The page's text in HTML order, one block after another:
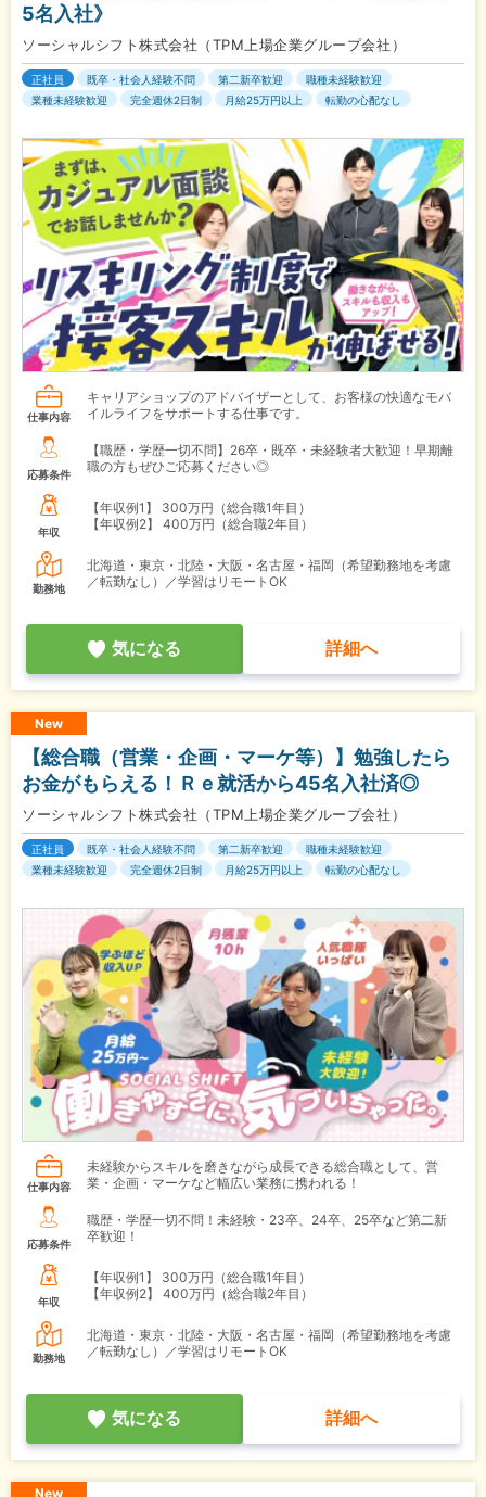
5名入社》
ソーシャルシフト株式会社（TPM上場企業グループ会社）
正社員 既卒・社会人経験不問 第二新卒歓迎
職種未経験歓迎
業種未経験歓迎
完全週休2日制 月給25万円以上 転勤の心配なし
仕事内容
キャリアショップのアドバイザーとして、お客様の快適なモバ
イルライフをサポートする仕事です。
応募条件
【職歴・学歴一切不問】26卒・既卒・未経験者大歓迎！早期離
職の方もぜひご応募ください◎
年収
【年収例1】
300万円（総合職1年目）
【年収例2】
400万円（総合職2年目）
勤務地
北海道・東京・北陸・大阪・名古屋・福岡（希望勤務地を考慮
／転勤なし）／学習はリモートOK
気になる 詳細へ
New
【総合職（営業・企画・マーケ等）】勉強したら
お金がもらえる！Ｒｅ就活から45名入社済◎
ソーシャルシフト株式会社（TPM上場企業グループ会社）
正社員 既卒・社会人経験不問 第二新卒歓迎
職種未経験歓迎
業種未経験歓迎
完全週休2日制 月給25万円以上 転勤の心配なし
仕事内容
未経験からスキルを磨きながら成長できる総合職として、営
業・企画・マーケなど幅広い業務に携われる！
応募条件
職歴・学歴一切不問！未経験・23卒、24卒、25卒など第二新
卒歓迎！
年収
【年収例1】
300万円（総合職1年目）
【年収例2】
400万円（総合職2年目）
勤務地
北海道・東京・北陸・大阪・名古屋・福岡（希望勤務地を考慮
／転勤なし）／学習はリモートOK
気になる 詳細へ
New